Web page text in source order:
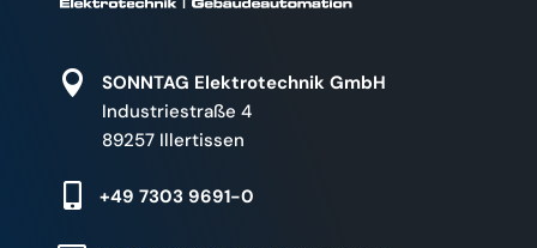

SONNTAG Elektrotechnik GmbH
Industriestraße 4
89257 Illertissen
+49 7303 9691-0